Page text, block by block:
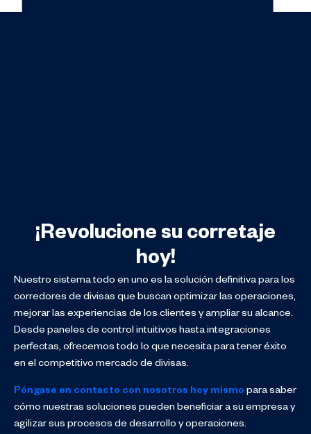
¡Revolucione su corretaje
hoy!
Nuestro sistema todo en uno es la solución definitiva para los
corredores de divisas que buscan optimizar las operaciones,
mejorar las experiencias de los clientes y ampliar su alcance.
Desde paneles de control intuitivos hasta integraciones
perfectas, ofrecemos todo lo que necesita para tener éxito
en el competitivo mercado de divisas.
Póngase en contacto con nosotros hoy mismo para saber
cómo nuestras soluciones pueden beneficiar a su empresa y
agilizar sus procesos de desarrollo y operaciones.